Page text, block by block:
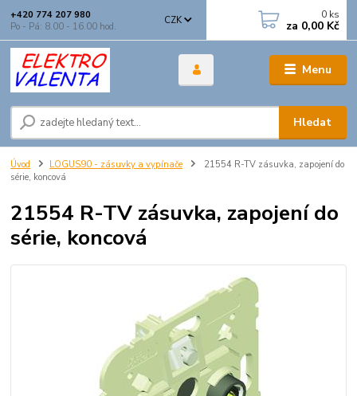
Menu
CZK
Hledat
+420 774 207 980
Po - Pá: 8.00 - 16.00 hod.
0 ks
za 0,00 Kč
Úvod LOGUS90 - zásuvky a vypínače
21554 R-TV zásuvka, zapojení do
série, koncová
21554 R-TV zásuvka, zapojení do
série, koncová